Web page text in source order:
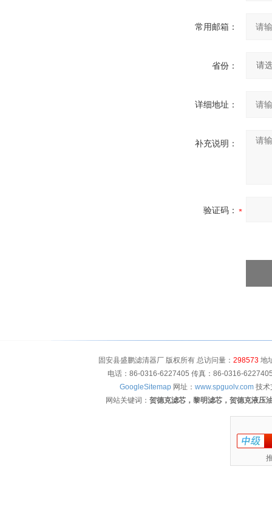
常用邮箱：
省份：
详细地址：
补充说明：
验证码：
固安县盛鹏滤清器厂 版权所有 总访问量： 298573地
电话：86-0316-6227405 传真：86-0316-
GoogleSitemap 网址： www.spguolv.com 技术
网站关键词： 贺德克滤芯，黎明滤芯，贺德克液压